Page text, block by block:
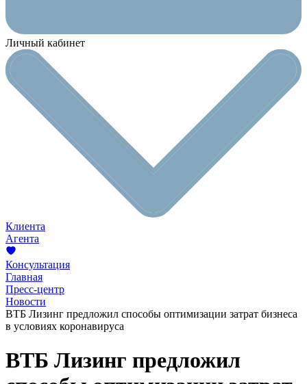
Личный кабинет
Клиента
Агента
Консультация
Главная
Пресс-центр
Новости
ВТБ Лизинг предложил способы оптимизации затрат бизнеса
в условиях коронавируса
ВТБ Лизинг предложил